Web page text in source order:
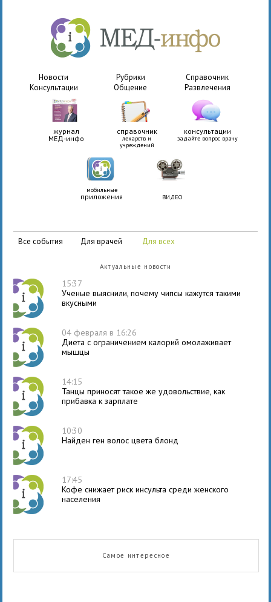
Новости Рубрики
Справочник
Консультации
Общение Развлечения
журнал
МЕД-инфо
справочник
лекарств и
учреждений
консультации
задайте вопрос врачу
мобильные
приложения ВИДЕО
все события для врачей для всех
Актуальные новости
15:37
Ученые выяснили, почему чипсы кажутся такими
вкусными
04 февраля в 16:26
Диета с ограничением калорий омолаживает
мышцы
14:15
Танцы приносят такое же удовольствие, как
прибавка к зарплате
10:30
Найден ген волос цвета блонд
17:45
Кофе снижает риск инсульта среди женского
населения
Самое интересное